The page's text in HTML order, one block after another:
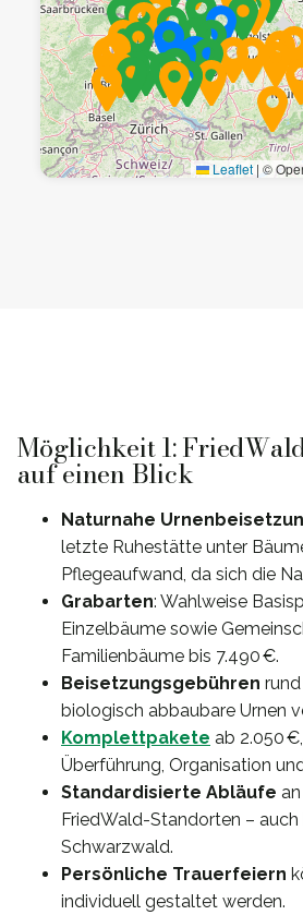
Leaflet | ©
Möglichkeit 1:
auf einen Blick
Naturnahe
letzte Ruhestätte unter
Pflegeaufwand, da sich die
Grabarten: Wahlweise
Einzelbäume sowie
Familienbäume bis 7.490 €.
Beisetzungsgebühren
biologisch abbaubare Urnen
Komplettpakete ab 2.050
Überführung, Organisation
Standardisierte Abläufe
FriedWald-Standorten – auch
Schwarzwald.
Persönliche Trauerfeiern
individuell gestaltet werden.